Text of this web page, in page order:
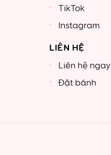
TikTok
Instagram
LIÊN HỆ
Liên hệ ngay
Đặt bánh